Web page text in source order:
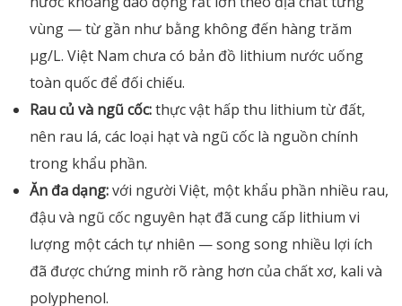
vùng — từ gần như bằng không đến hàng trăm
µg/L. Việt Nam chưa có bản đồ lithium nước uống
toàn quốc để đối chiếu.
Rau củ và ngũ cốc:thực vật hấp thu lithium từ đất,
nên rau lá, các loại hạt và ngũ cốc là nguồn chính
trong khẩu phần.
Ăn đa dạng:với người Việt, một khẩu phần nhiều rau,
đậu và ngũ cốc nguyên hạt đã cung cấp lithium vi
lượng một cách tự nhiên — song song nhiều lợi ích
đã được chứng minh rõ ràng hơn của chất xơ, kali và
polyphenol.